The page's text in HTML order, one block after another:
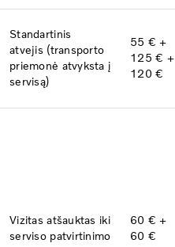
Standartinis
atvejis (transporto
priemonė atvyksta į
servisą)
55 € +
125 € +
120 €
Vizitas atšauktas iki
serviso patvirtinimo
60 € +
60 €